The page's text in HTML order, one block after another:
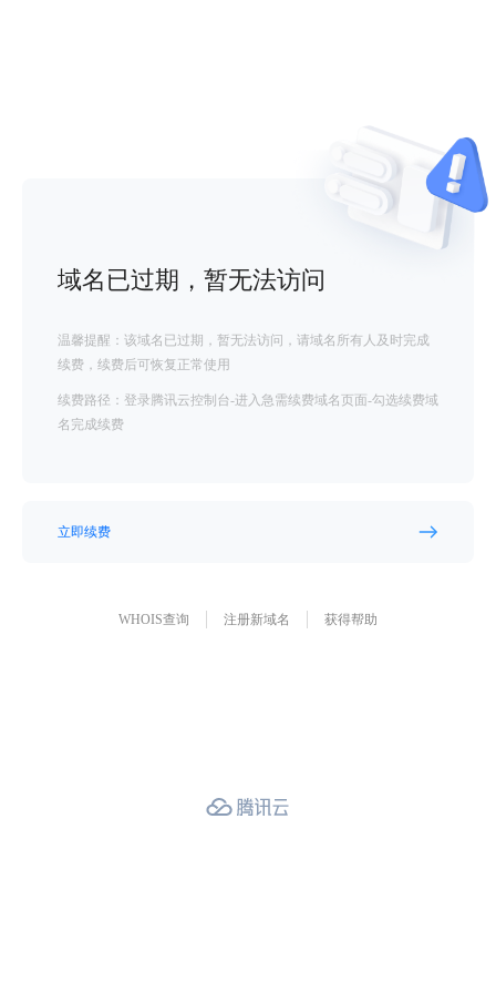
域名已过期，暂无法访问
温馨提醒：该域名已过期，暂无法访问，请域名所有人及时完成
续费，续费后可恢复正常使用
续费路径：登录腾讯云控制台-进入急需续费域名页面-勾选续费域
名完成续费
立即续费
WHOIS查询 注册新域名 获得帮助